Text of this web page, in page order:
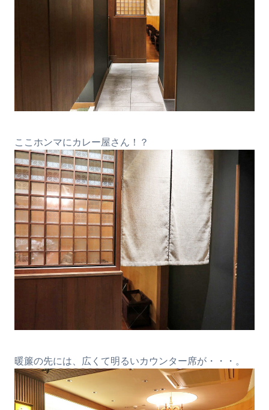
ここホンマにカレー屋さん！？
暖簾の先には、広くて明るいカウンター席が・・・。